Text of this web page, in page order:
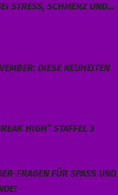
STRESS, SCHMERZ UND…
DIESE NEUHEITEN
HIGH“ STAFFEL 3
FRAGEN FÜR SPASS UND S